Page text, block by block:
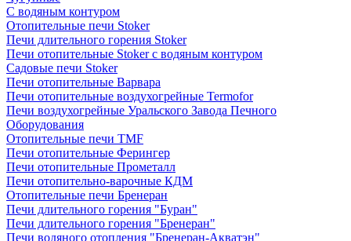
C водяным контуром
Отопительные печи Stoker
Печи длительного горения Stoker
Печи отопительные Stoker с водяным контуром
Садовые печи Stoker
Печи отопительные Варвара
Печи отопительные воздухогрейные Termofor
Печи воздухогрейные Уральского Завода Печного
Оборудования
Отопительные печи TMF
Печи отопительные Ферингер
Печи отопительные Прометалл
Печи отопительно-варочные КДМ
Отопительные печи Бренеран
Печи длительного горения "Буран"
Печи длительного горения "Бренеран"
Печи водяного отопления "Бренеран-Акватэн"